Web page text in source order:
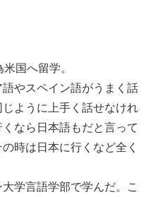
国へ留学。
やスペイン語がうまく話
ように上手く話せなけれ
なら日本語もだと言って
時は日本に行くなど全く
学言語学部で学んだ。こ